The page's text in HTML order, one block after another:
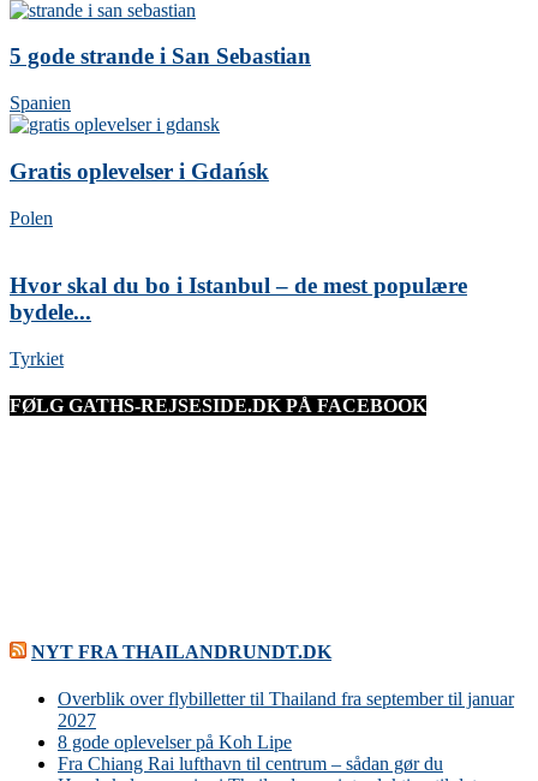
5 gode strande i San Sebastian
Spanien
Gratis oplevelser i Gdańsk
Polen
Hvor skal du bo i Istanbul – de mest populære
bydele...
Tyrkiet
FØLG GATHS-REJSESIDE.DK PÅ FACEBOOK
NYT FRA THAILANDRUNDT.DK
Overblik over flybilletter til Thailand fra september til januar
2027
8 gode oplevelser på Koh Lipe
Fra Chiang Rai lufthavn til centrum – sådan gør du